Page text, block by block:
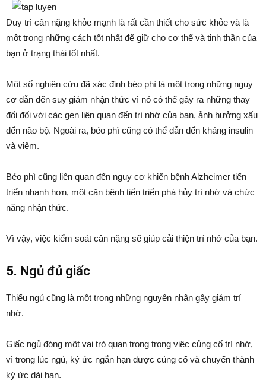
Duy trì cân nặng khỏe mạnh là rất cần thiết cho sức khỏe và là
một trong những cách tốt nhất để giữ cho cơ thể và tinh thần của
bạn ở trạng thái tốt nhất.
Một số nghiên cứu đã xác định béo phì là một trong những nguy
cơ dẫn đến suy giảm nhận thức vì nó có thể gây ra những thay
đổi đối với các gen liên quan đến trí nhớ của bạn, ảnh hưởng xấu
đến não bộ. Ngoài ra, béo phì cũng có thể dẫn đến kháng insulin
và viêm.
Béo phì cũng liên quan đến nguy cơ khiến bệnh Alzheimer tiến
triển nhanh hơn, một căn bệnh tiến triển phá hủy trí nhớ và chức
năng nhận thức.
Vì vậy, việc kiểm soát cân nặng sẽ giúp cải thiện trí nhớ của bạn.
5. Ngủ đủ giấc
Thiếu ngủ cũng là một trong những nguyên nhân gây giảm trí
nhớ.
Giấc ngủ đóng một vai trò quan trọng trong việc củng cố trí nhớ,
vì trong lúc ngủ, ký ức ngắn hạn được củng cố và chuyển thành
ký ức dài hạn.